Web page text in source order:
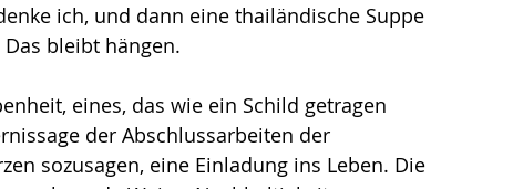
ich, und dann eine thailändische Suppe
bleibt hängen.
eines, das wie ein Schild getragen
der Abschlussarbeiten der
sozusagen, eine Einladung ins Leben. Die